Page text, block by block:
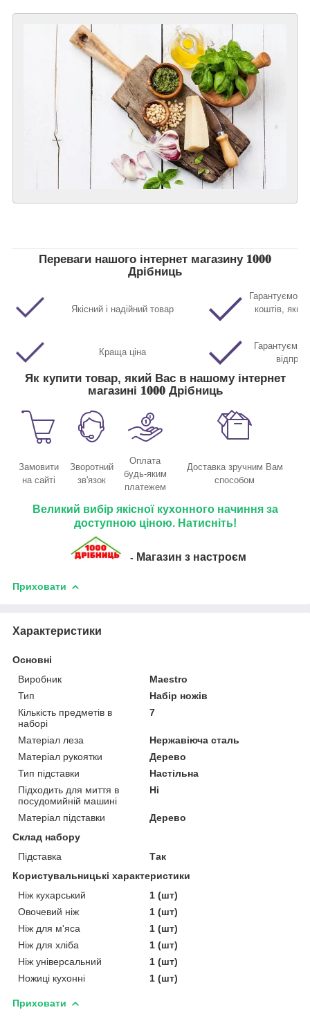
Переваги нашого інтернет магазину 𝟏𝟎𝟎𝟎
Дрібниць
Якісний і надійний товар
Гарантуємо
коштів,
Краща ціна
Гарантуємо
Як купити товар, який Вас в нашому інтернет
магазині 𝟏𝟎𝟎𝟎 Дрібниць
Замовити
на сайті
Зворотний
зв'язок
Оплата
будь-яким
платежем
Доставка зручним Вам
способом
Великий вибір якісної кухонного начиння за
доступною ціною. Натисніть!
- Магазин з настроєм
Приховати
Характеристики
Основні
Виробник
Maestro
Тип
Набір ножів
Кількість предметів в
наборі
7
Матеріал леза
Нержавіюча сталь
Матеріал рукоятки
Дерево
Тип підставки
Настільна
Підходить для миття в
посудомийній машині
Ні
Матеріал підставки
Дерево
Склад набору
Підставка
Так
Користувальницькі характеристики
Ніж кухарський
1 (шт)
Овочевий ніж
1 (шт)
Ніж для м'яса
1 (шт)
Ніж для хліба
1 (шт)
Ніж універсальний
1 (шт)
Ножиці кухонні
1 (шт)
Приховати